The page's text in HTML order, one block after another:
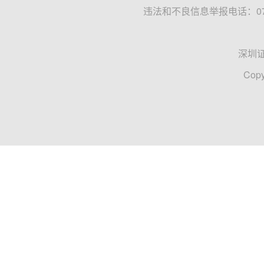
违法和不良信息举报电话：
深圳